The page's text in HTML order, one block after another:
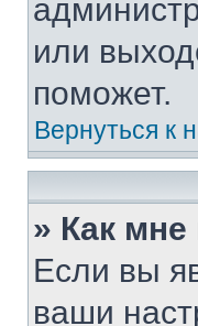
или
поможет.
Вернуться к
» Как мне
Если вы
ваши